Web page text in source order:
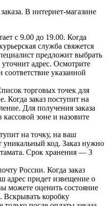
В интернет-магазине
с 9.00 до 19.00. Когда
служба свяжется
предложит выбрать
адрес. Осмотрите
соответствие указанной
торговых точек для
Когда заказ поступит на
Для получения заказа
кассовой зоне и назовите
на точку, на ваш
уникальный код. Заказ нужно
Срок хранения — 3
России. Когда заказ
адрес придет извещение о
можете оценить состояние
Вскрывать коробку